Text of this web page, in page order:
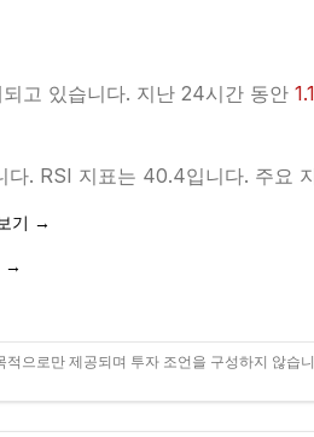
고 있습니다. 지난 24시간 동안
다. RSI 지표는 40.4입니다. 주요
기 →
→
적으로만 제공되며 투자 조언을 구성하지 않습